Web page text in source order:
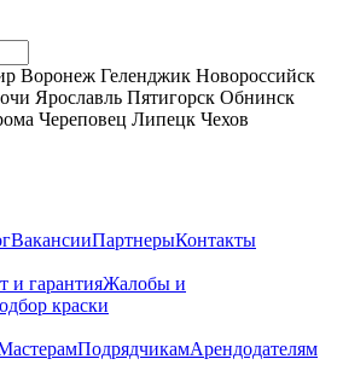
Воронеж Геленджик Новороссийск
Ярославль Пятигорск Обнинск
Череповец Липецк Чехов
ВакансииПартнерыКонтакты
и гарантияЖалобы и
краски
ПодрядчикамАрендодателям